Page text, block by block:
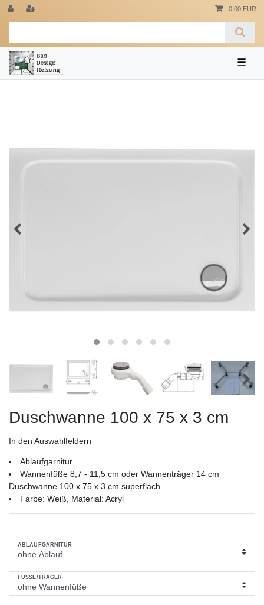
0,00 EUR
☰
Duschwanne 100 x 75 x 3 cm
In den Auswahlfeldern
Ablaufgarnitur
Wannenfüße 8,7 - 11,5 cm oder Wannenträger 14 cm
Duschwanne 100 x 75 x 3 cm superflach
Farbe: Weiß, Material: Acryl
ABLAUFGARNITUR
FÜSSE/TRÄGER